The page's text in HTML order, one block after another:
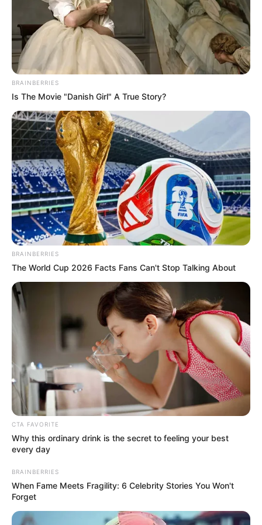
El almiranteFrancisco Hernando Cubides, comandante
de la Armada Nacional, detalló el itinerario delBuque
Gloria
, que abarcará desde los mares deNorteamérica
hasta llegar a
Barcelona, con intercambios de cadetes y
paradas estratégicas enLisboa, Italia y Francia.Se
proyecta que alrededor de
la embarcación a lo largo de esta ambiciosa travesía.
Esta iniciativa no solo promete fortalecer la presencia de
Colombia en el escenario internacional, sino también
fomentar el turismo, la inversión y el intercambio
cultural, consolidando al Buque Gloria como un
embajador flotanteque lleva consigo el espíritu y la
belleza de Colombia a cada puerto que visita.
COMPARTIR
TEMAS RELACIONADOS
NOTICIAS BOLÍVAR
MANTÉNGASE EN ALERTA
Tenemos todas las noticias que le
interesan. Para estar bien informado, por
ACTIVAR AHORA
TEMAS DESTACADOS
BRAINBERRIES
Is The Movie "Danish Girl" A True Story?
BRAINBERRIES
The World Cup 2026 Facts Fans Can't Stop Talking About
CTA FAVORITE
Why this ordinary drink is the secret to feeling your best
every day
BRAINBERRIES
When Fame Meets Fragility: 6 Celebrity Stories You Won't
Forget